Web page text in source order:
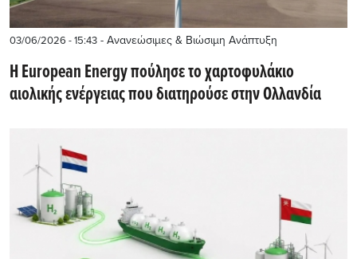
03/06/2026 - 15:43 - Ανανεώσιμες & Βιώσιμη Ανάπτυξη
Η European Energy πούλησε το χαρτοφυλάκιο
αιολικής ενέργειας που διατηρούσε στην Ολλανδία